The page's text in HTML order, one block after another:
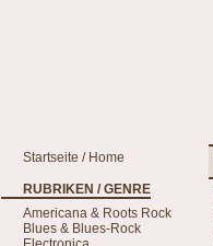
Startseite / Home
RUBRIKEN / GENRE
Americana & Roots Rock
Blues & Blues-Rock